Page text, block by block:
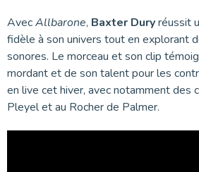
AvecAllbarone, Baxter Duryréussit
fidèle à son univers tout en explorant
sonores. Le morceau et son clip
mordant et de son talent pour les
en live cet hiver, avec notamment des
Pleyel et au Rocher de Palmer.